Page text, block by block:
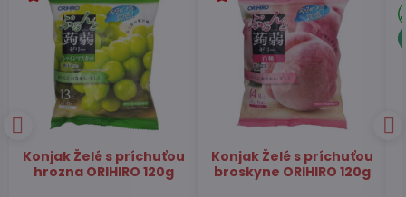
Papier ryžový na
závitky 22cm SA GIANG
Čaj Matcha Yuzu
TSUBOICHI 5x10g